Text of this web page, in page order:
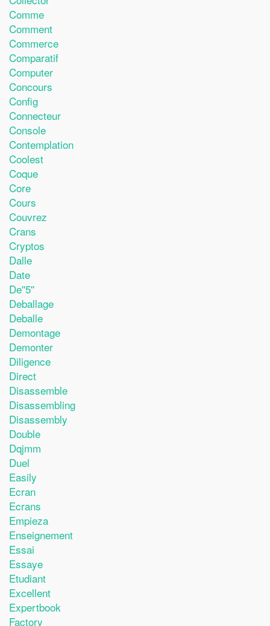
Comme
Comment
Commerce
Comparatif
Computer
Concours
Config
Connecteur
Console
Contemplation
Coolest
Coque
Core
Cours
Couvrez
Crans
Cryptos
Dalle
Date
De''5''
Deballage
Deballe
Demontage
Demonter
Diligence
Direct
Disassemble
Disassembling
Disassembly
Double
Dqjmm
Duel
Easily
Ecran
Ecrans
Empieza
Enseignement
Essai
Essaye
Etudiant
Excellent
Expertbook
Factory